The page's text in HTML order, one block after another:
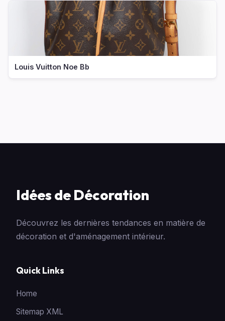
Louis Vuitton Noe Bb
Idées de Décoration
Découvrez les dernières tendances en matière de
décoration et d'aménagement intérieur.
Quick Links
Home
Sitemap XML